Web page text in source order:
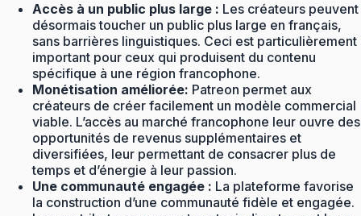
Accès à un public plus large : Les créateurs peuvent
désormais toucher un public plus large en français,
sans barrières linguistiques. Ceci est particulièrement
important pour ceux qui produisent du contenu
spécifique à une région francophone.
Monétisation améliorée: Patreon permet aux
créateurs de créer facilement un modèle commercial
viable. L’accès au marché francophone leur ouvre des
opportunités de revenus supplémentaires et
diversifiées, leur permettant de consacrer plus de
temps et d’énergie à leur passion.
Une communauté engagée : La plateforme favorise
la construction d’une communauté fidèle et engagée.